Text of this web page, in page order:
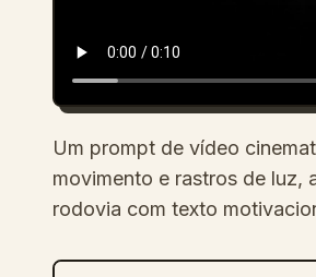
Um prompt de vídeo
movimento e rastros de luz,
rodovia com texto